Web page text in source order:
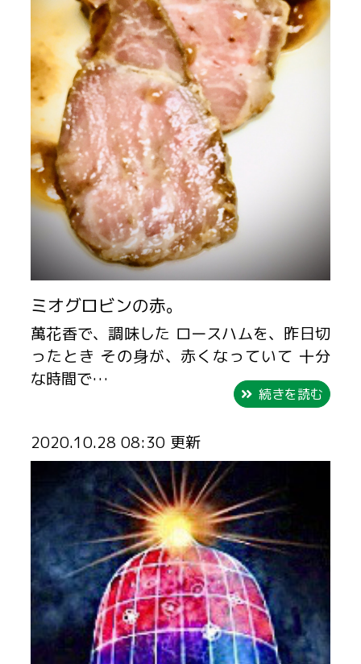
ミオグロビンの赤。
萬花香で、調味した ロースハムを、昨日切
ったとき その身が、赤くなっていて 十分
な時間で…
続きを読む
2020.10.28 08:30 更新